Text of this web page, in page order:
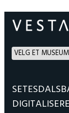
VELG ET MUSEUM